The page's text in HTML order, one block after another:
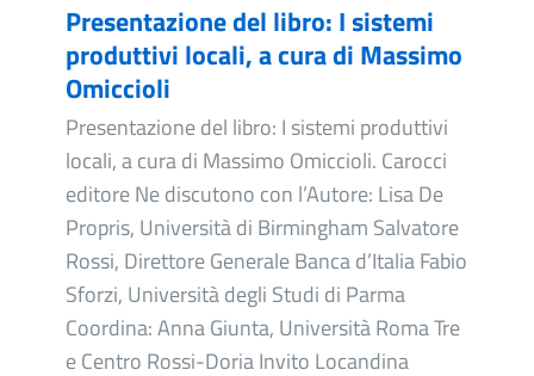
Presentazione del libro: I sistemi
produttivi locali, a cura di Massimo
Omiccioli
Presentazione del libro: I sistemi produttivi
locali, a cura di Massimo Omiccioli. Carocci
editore Ne discutono con l’Autore: Lisa De
Propris, Università di Birmingham Salvatore
Rossi, Direttore Generale Banca d’Italia Fabio
Sforzi, Università degli Studi di Parma
Coordina: Anna Giunta, Università Roma Tre
e Centro Rossi-Doria Invito Locandina